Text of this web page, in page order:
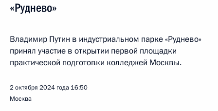
«Руднево»
Владимир Путин в индустриальном парке «Руднево»
принял участие в открытии первой площадки
практической подготовки колледжей Москвы.
2 октября 2024 года 16:50
Москва